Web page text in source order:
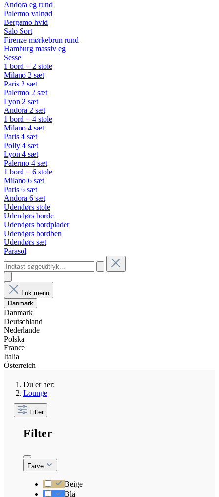
Andora eg rund
Palermo valnød
Bergamo hvid
Salo Sort
Firenze mørkebrun rund
Hamburg massiv eg
Sessel
1 bord + 2 stole
Milano 2 sæt
Paris 2 sæt
Palermo 2 sæt
Lyon 2 sæt
Andora 2 sæt
1 bord + 4 stole
Milano 4 sæt
Paris 4 sæt
Polly 4 sæt
Lyon 4 sæt
Palermo 4 sæt
1 bord + 6 stole
Milano 6 sæt
Paris 6 sæt
Andora 6 sæt
Udendørs stole
Udendørs borde
Udendørs bordplader
Udendørs bordben
Udendørs sæt
Parasol
Luk menu
Danmark
Danmark
Deutschland
Nederlande
Polska
France
Italia
Österreich
Du er her:
Lounge
Filter
Filter
Farve
Beige
Blå